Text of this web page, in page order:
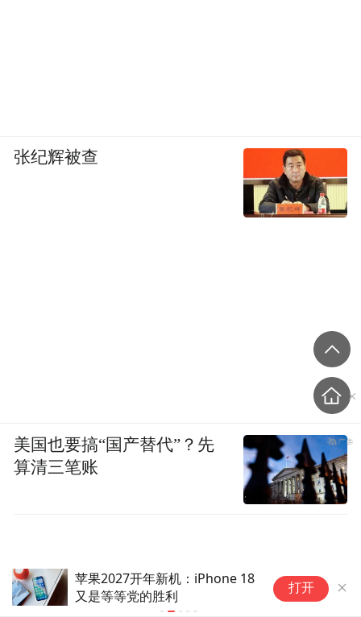
苹果2027开年新机：iPhone 18
又是等等党的胜利
打开
张纪辉被查
美国也要搞“国产替代”？先
算清三笔账